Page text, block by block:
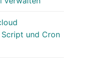
und Cron